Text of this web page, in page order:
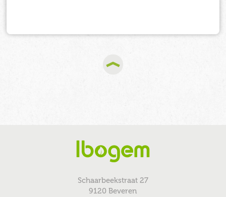
Schaarbeekstraat 27
9120 Beveren